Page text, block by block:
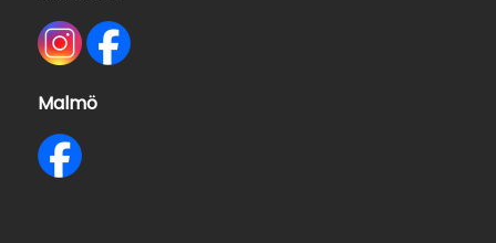
Malmö